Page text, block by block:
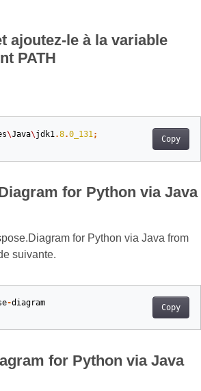
ajoutez-le à la variable
PATH
Copy
\Java\jdk1.8.0_131;
for Python via Java
for Python via Java from
suivante.
Copy
-diagram
for Python via Java